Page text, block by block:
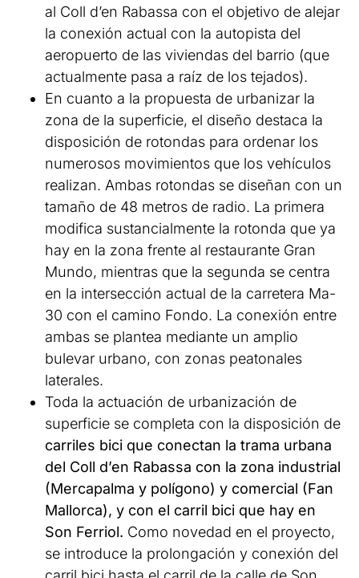
al Coll d’en Rabassa con el objetivo de alejar
la conexión actual con la autopista del
aeropuerto de las viviendas del barrio (que
actualmente pasa a raíz de los tejados).
En cuanto a la propuesta de urbanizar la
zona de la superficie, el diseño destaca la
disposición de rotondas para ordenar los
numerosos movimientos que los vehículos
realizan. Ambas rotondas se diseñan con un
tamaño de 48 metros de radio. La primera
modifica sustancialmente la rotonda que ya
hay en la zona frente al restaurante Gran
Mundo, mientras que la segunda se centra
en la intersección actual de la carretera Ma-
30 con el camino Fondo. La conexión entre
ambas se plantea mediante un amplio
bulevar urbano, con zonas peatonales
laterales.
Toda la actuación de urbanización de
superficie se completa con la disposición de
carriles bici que conectan la trama urbana
del Coll d’en Rabassa con la zona industrial
(Mercapalma y polígono) y comercial (Fan
Mallorca), y con el carril bici que hay en
Son Ferriol. Como novedad en el proyecto,
se introduce la prolongación y conexión del